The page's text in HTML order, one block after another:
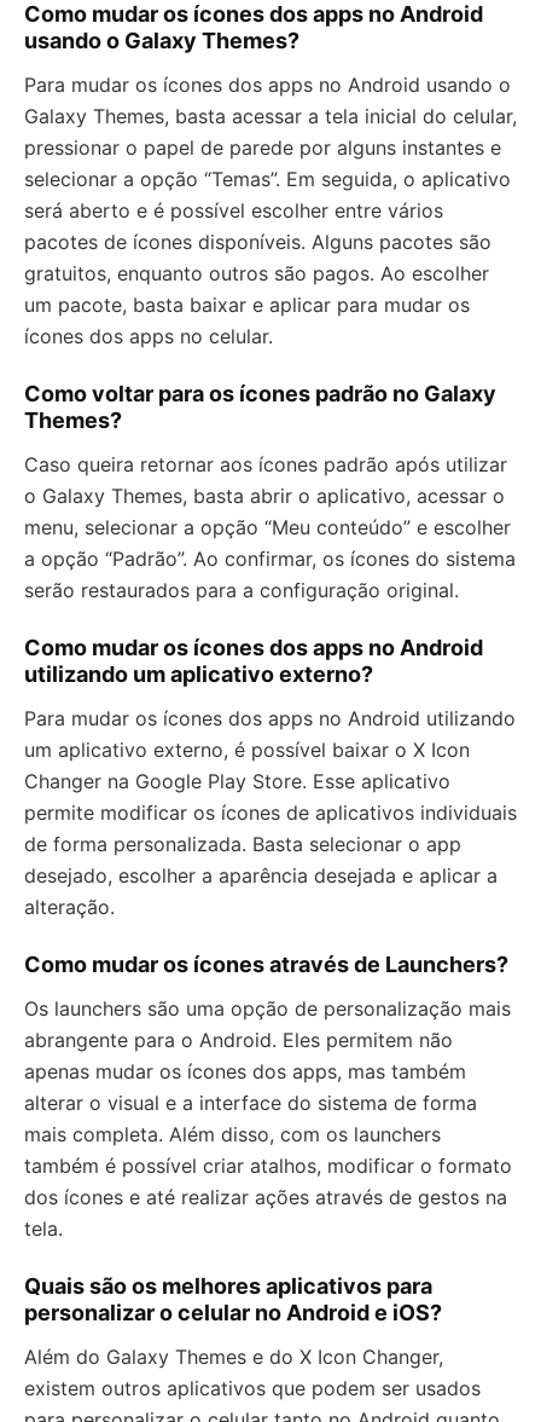
Como mudar os ícones dos apps no Android
usando o Galaxy Themes?
Para mudar os ícones dos apps no Android usando o
Galaxy Themes, basta acessar a tela inicial do celular,
pressionar o papel de parede por alguns instantes e
selecionar a opção “Temas”. Em seguida, o aplicativo
será aberto e é possível escolher entre vários
pacotes de ícones disponíveis. Alguns pacotes são
gratuitos, enquanto outros são pagos. Ao escolher
um pacote, basta baixar e aplicar para mudar os
ícones dos apps no celular.
Como voltar para os ícones padrão no Galaxy
Themes?
Caso queira retornar aos ícones padrão após utilizar
o Galaxy Themes, basta abrir o aplicativo, acessar o
menu, selecionar a opção “Meu conteúdo” e escolher
a opção “Padrão”. Ao confirmar, os ícones do sistema
serão restaurados para a configuração original.
Como mudar os ícones dos apps no Android
utilizando um aplicativo externo?
Para mudar os ícones dos apps no Android utilizando
um aplicativo externo, é possível baixar o X Icon
Changer na Google Play Store. Esse aplicativo
permite modificar os ícones de aplicativos individuais
de forma personalizada. Basta selecionar o app
desejado, escolher a aparência desejada e aplicar a
alteração.
Como mudar os ícones através de Launchers?
Os launchers são uma opção de personalização mais
abrangente para o Android. Eles permitem não
apenas mudar os ícones dos apps, mas também
alterar o visual e a interface do sistema de forma
mais completa. Além disso, com os launchers
também é possível criar atalhos, modificar o formato
dos ícones e até realizar ações através de gestos na
tela.
Quais são os melhores aplicativos para
personalizar o celular no Android e iOS?
Além do Galaxy Themes e do X Icon Changer,
existem outros aplicativos que podem ser usados